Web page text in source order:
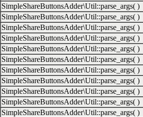
SimpleShareButtonsAdder\Util::parse_args( )
SimpleShareButtonsAdder\Util::parse_args( )
SimpleShareButtonsAdder\Util::parse_args( )
SimpleShareButtonsAdder\Util::parse_args( )
SimpleShareButtonsAdder\Util::parse_args( )
SimpleShareButtonsAdder\Util::parse_args( )
SimpleShareButtonsAdder\Util::parse_args( )
SimpleShareButtonsAdder\Util::parse_args( )
SimpleShareButtonsAdder\Util::parse_args( )
SimpleShareButtonsAdder\Util::parse_args( )
SimpleShareButtonsAdder\Util::parse_args( )